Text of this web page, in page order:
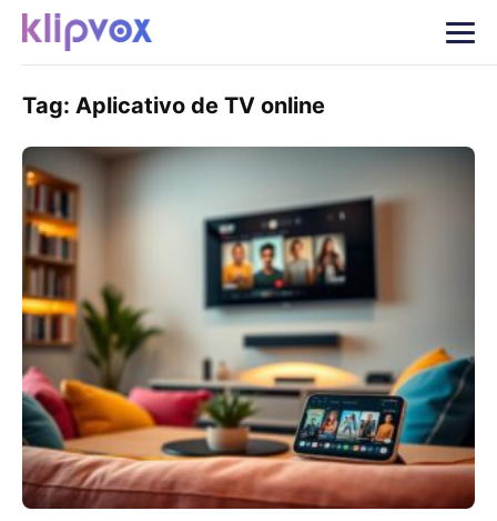
Tag: Aplicativo de TV online